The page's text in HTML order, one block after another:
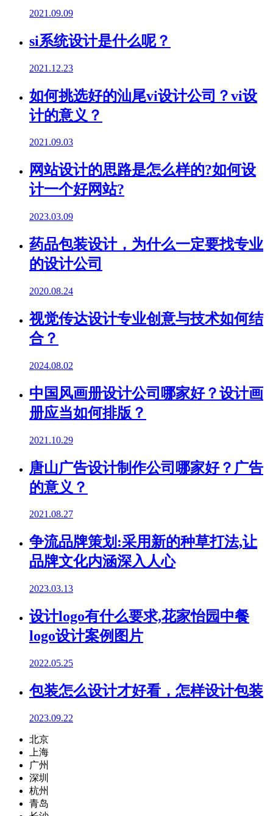
2021.09.09
si系统设计是什么呢？
2021.12.23
如何挑选好的汕尾vi设计公司？vi设
计的意义？
2021.09.03
网站设计的思路是怎么样的?如何设
计一个好网站?
2023.03.09
药品包装设计，为什么一定要找专业
的设计公司
2020.08.24
视觉传达设计专业创意与技术如何结
合？
2024.08.02
中国风画册设计公司哪家好？设计画
册应当如何排版？
2021.10.29
唐山广告设计制作公司哪家好？广告
的意义？
2021.08.27
争流品牌策划:采用新的种草打法,让
品牌文化内涵深入人心
2023.03.13
设计logo有什么要求,花家怡园中餐
logo设计案例图片
2022.05.25
包装怎么设计才好看，怎样设计包装
2023.09.22
北京
上海
广州
深圳
杭州
青岛